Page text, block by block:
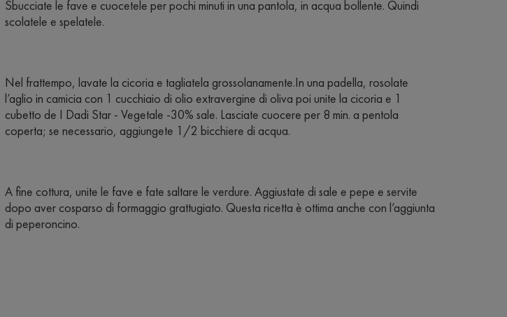
Sbucciate le fave e cuocetele per pochi minuti in una pantola, in acqua bollente. Quindi
scolatele e spelatele.
Nel frattempo, lavate la cicoria e tagliatela grossolanamente.In una padella, rosolate
l’aglio in camicia con 1 cucchiaio di olio extravergine di oliva poi unite la cicoria e 1
cubetto de I Dadi Star - Vegetale -30% sale. Lasciate cuocere per 8 min. a pentola
coperta; se necessario, aggiungete 1/2 bicchiere di acqua.
A fine cottura, unite le fave e fate saltare le verdure. Aggiustate di sale e pepe e servite
dopo aver cosparso di formaggio grattugiato. Questa ricetta è ottima anche con l’aggiunta
di peperoncino.